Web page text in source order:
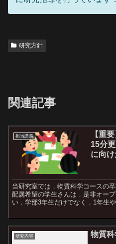
研究方針
関連記事
担当講義
【重
15分
に向
当研究室では，物質科学コースの
配属希望の学生さんは，是非オー
い．学部3年生だけでなく，1年生
研究内容 物質